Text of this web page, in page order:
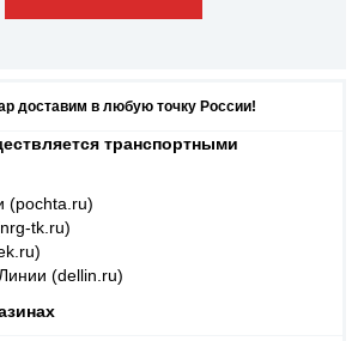
доставим в любую точку России!
транспортными
(pochta.ru)
tk.ru)
(dellin.ru)